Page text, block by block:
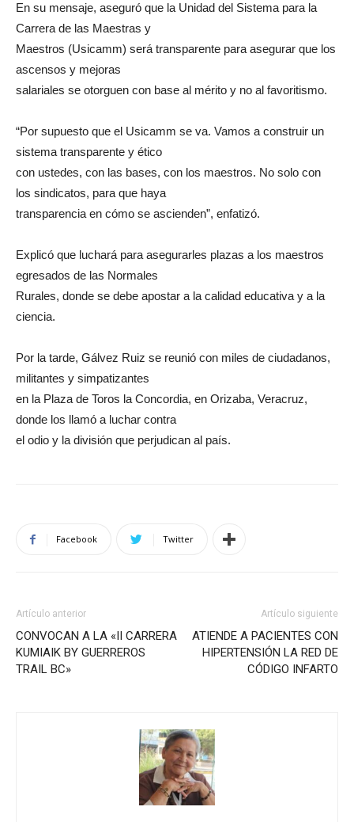
En su mensaje, aseguró que la Unidad del Sistema para la
Carrera de las Maestras y
Maestros (Usicamm) será transparente para asegurar que los
ascensos y mejoras
salariales se otorguen con base al mérito y no al favoritismo.
“Por supuesto que el Usicamm se va. Vamos a construir un
sistema transparente y ético
con ustedes, con las bases, con los maestros. No solo con
los sindicatos, para que haya
transparencia en cómo se ascienden”, enfatizó.
Explicó que luchará para asegurarles plazas a los maestros
egresados de las Normales
Rurales, donde se debe apostar a la calidad educativa y a la
ciencia.
Por la tarde, Gálvez Ruiz se reunió con miles de ciudadanos,
militantes y simpatizantes
en la Plaza de Toros la Concordia, en Orizaba, Veracruz,
donde los llamó a luchar contra
el odio y la división que perjudican al país.
Facebook Twitter
Artículo anterior
CONVOCAN A LA «II CARRERA
KUMIAIK BY GUERREROS
TRAIL BC»
Artículo siguiente
ATIENDE A PACIENTES CON
HIPERTENSIÓN LA RED DE
CÓDIGO INFARTO